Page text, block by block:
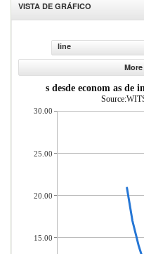
VISTA DE GRÁFICO
line
desde econom as
30.00
25.00
20.00
15.00